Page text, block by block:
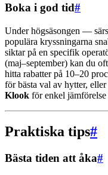
Boka i god tid#
Under högsäsongen —
populära kryssningarna
siktar på en specifik
(maj–september) kan du
hitta rabatter på 10–20
för bästa val av hytter,
Klook för enkel
Praktiska tips#
Bästa tiden att åka#